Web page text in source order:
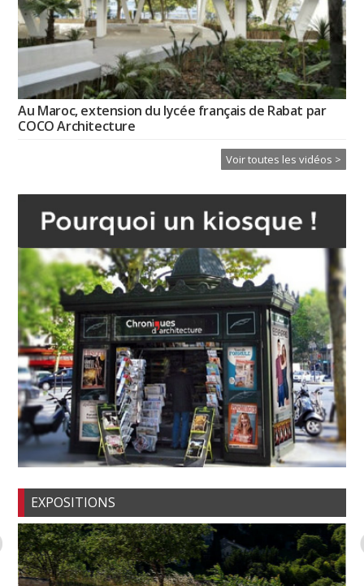
Au Maroc, extension du lycée français de Rabat par
COCO Architecture
Voir toutes les vidéos >
EXPOSITIONS